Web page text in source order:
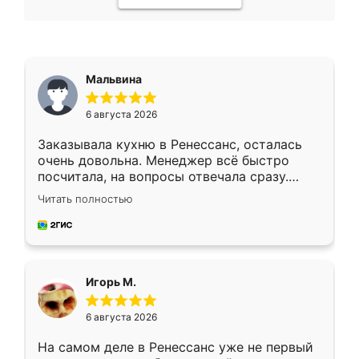
Мальвина
6 августа 2026
Заказывала кухню в Ренессанс, осталась
очень довольна. Менеджер всё быстро
посчитала, на вопросы отвечала сразу.
Замерщик приехал в субботу, подошёл к
делу со всей ответственностью. Собрали
за день, ребята работали аккуратно, даже
Читать полностью
Игорь М.
6 августа 2026
На самом деле в Ренессанс уже не первый